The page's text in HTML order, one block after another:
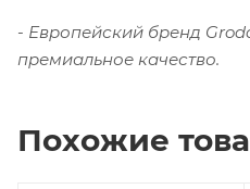
- Европейский бренд
премиальное качество.
Похожие